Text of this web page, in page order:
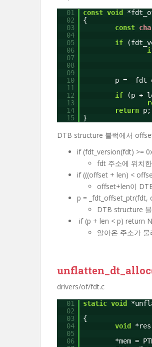
01 const void
02
{
03
const
04
05
if
06
07
08
09
10
p =
11
12
if
(p +
13
14
return p;
15
}
DTB structure 블럭에서
if (fdt_version(fdt) >=
fdt 주소에 위치
if (((offset + len) <
offset+len이
p = _fdt_offset_ptr(fdt,
DTB structure
if (p + len < p) return
알아온 주소가
drivers/of/fdt.c
01 static void
02
03
{
04
void
05
06
*mem =